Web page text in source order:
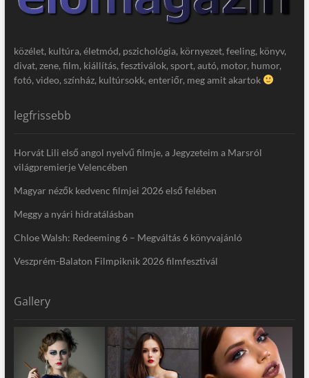
közélet, kultúra, életmód, pszichológia, környezet, feeling, könyv,
divat, zene, film, kiállítás, fesztiválok, sport, autó, motor, humor,
fotó, video, színház, kultúrsokk, enteriőr, meg amit akartok
legfrissebb
Horvát Lili első angol nyelvű filmje, a Jegyzeteim a Marsról
világpremierje Velencében
Magyar nézők kedvenc filmjei 2026 első felében
Meggy a nyári hidratálásban
Chloe Walsh: Redeeming 6 – Megváltás 6 könyvajánló
Veszprém-Balaton Filmpiknik 2026 filmfesztivál
Gallery